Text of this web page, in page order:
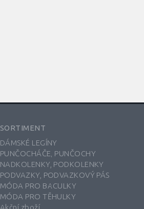
SORTIMENT
DÁMSKÉ LEGÍNY
PUNČOCHÁČE, PUNČOCHY
NADKOLENKY, PODKOLENKY
PODVAZKY, PODVAZKOVÝ PÁS
MÓDA PRO BACULKY
MÓDA PRO TĚHULKY
Akční zboží